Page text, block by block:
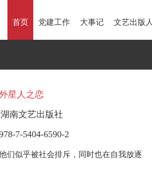
首页 党建工作 大事记 文艺出版人
星人之恋
南文艺出版社
7-5404-6590-2
们似乎被社会排斥，同时也在自我放逐